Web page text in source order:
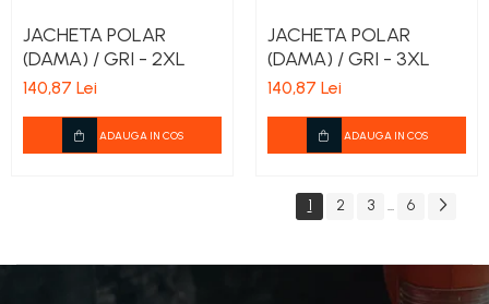
JACHETA POLAR
(DAMA) / GRI - 2XL
140,87 Lei
ADAUGA IN COS
JACHETA POLAR
(DAMA) / GRI - 3XL
140,87 Lei
ADAUGA IN COS
1 2 3 ... 6